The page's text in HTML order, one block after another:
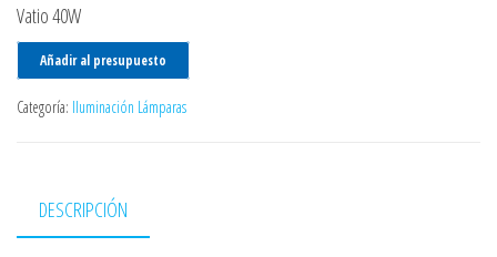
Vatio 40W
Añadir al presupuesto
Categoría: Iluminación Lámparas
DESCRIPCIÓN